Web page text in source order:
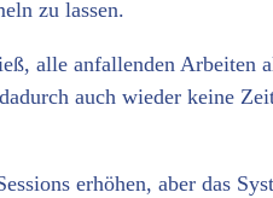
zu lassen.
alle anfallenden Arbeiten
auch wieder keine
erhöhen, aber das